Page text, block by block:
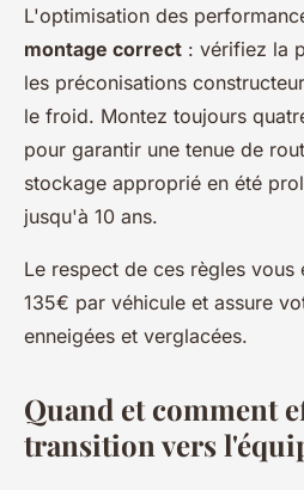
L'optimisation des
montage correct : vérifiez la
les préconisations
le froid. Montez toujours
pour garantir une tenue de
stockage approprié en été
jusqu'à 10 ans.
Le respect de ces règles vous
135€ par véhicule et assure
enneigées et verglacées.
Quand et comment
transition vers